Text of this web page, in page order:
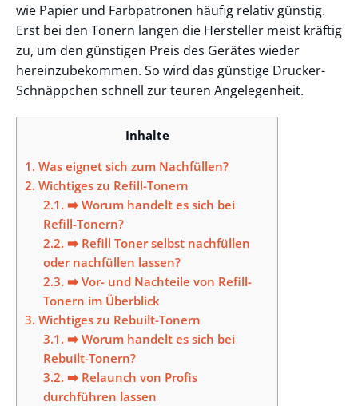
wie Papier und Farbpatronen häufig relativ günstig.
Erst bei den Tonern langen die Hersteller meist kräftig
zu, um den günstigen Preis des Gerätes wieder
hereinzubekommen. So wird das günstige Drucker-
Schnäppchen schnell zur teuren Angelegenheit.
Inhalte
1. Was eignet sich zum Nachfüllen?
2. Wichtiges zu Refill-Tonern
2.1. ➡️ Worum handelt es sich bei
Refill-Tonern?
2.2. ➡️ Refill Toner selbst nachfüllen
oder nachfüllen lassen?
2.3. ➡️ Vor- und Nachteile von Refill-
Tonern im Überblick
3. Wichtiges zu Rebuilt-Tonern
3.1. ➡️ Worum handelt es sich bei
Rebuilt-Tonern?
3.2. ➡️ Relaunch von Profis
durchführen lassen